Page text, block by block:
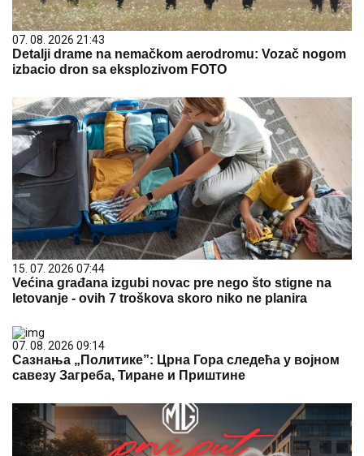
07. 08. 2026 21:43
Detalji drame na nemačkom aerodromu: Vozač nogom
izbacio dron sa eksplozivom FOTO
15. 07. 2026 07:44
Većina građana izgubi novac pre nego što stigne na
letovanje - ovih 7 troškova skoro niko ne planira
07. 08. 2026 09:14
Сазнања „Политике”: Црна Гора следећа у војном
савезу Загреба, Тиране и Приштине